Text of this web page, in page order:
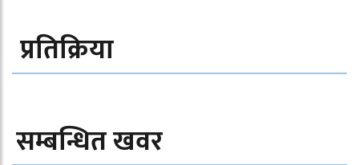
प्रतिक्रिया
सम्बन्धित खवर